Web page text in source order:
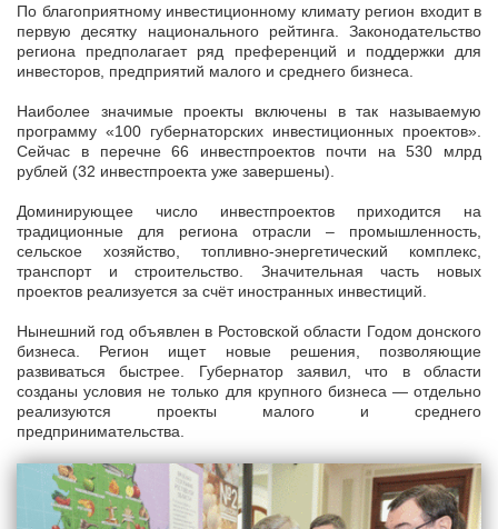
По благоприятному инвестиционному климату регион входит в
первую десятку национального рейтинга. Законодательство
региона предполагает ряд преференций и поддержки для
инвесторов, предприятий малого и среднего бизнеса.
Наиболее значимые проекты включены в так называемую
программу «100 губернаторских инвестиционных проектов».
Сейчас в перечне 66 инвестпроектов почти на 530 млрд
рублей (32 инвестпроекта уже завершены).
Доминирующее число инвестпроектов приходится на
традиционные для региона отрасли – промышленность,
сельское хозяйство, топливно-энергетический комплекс,
транспорт и строительство. Значительная часть новых
проектов реализуется за счёт иностранных инвестиций.
Нынешний год объявлен в Ростовской области Годом донского
бизнеса. Регион ищет новые решения, позволяющие
развиваться быстрее. Губернатор заявил, что в области
созданы условия не только для крупного бизнеса — отдельно
реализуются проекты малого и среднего
предпринимательства.